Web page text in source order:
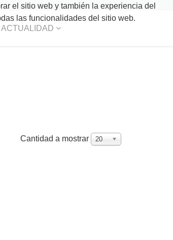
ACTUALIDAD
Cantidad a mostrar 20
el sitio web y también la experiencia del
las funcionalidades del sitio web.